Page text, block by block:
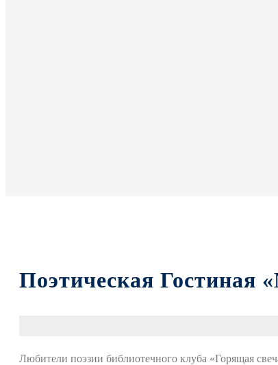
Поэтическая Гостиная
Любители поэзии библиотечного клуба «Горящая